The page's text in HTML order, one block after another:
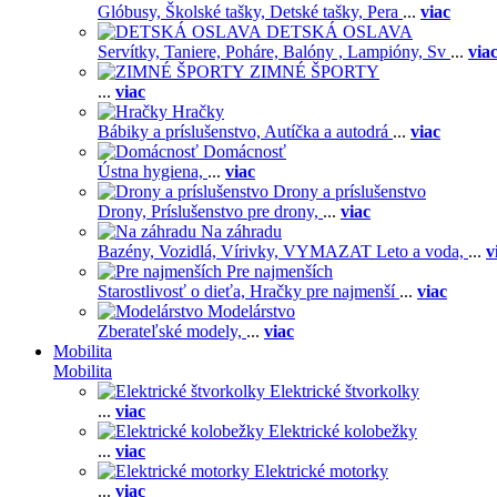
Glóbusy, Školské tašky, Detské tašky, Pera ... viac
DETSKÁ OSLAVA
Servítky, Taniere, Poháre, Balóny , Lampióny, Sv ... viac
ZIMNÉ ŠPORTY
... viac
Hračky
Bábiky a príslušenstvo, Autíčka a autodrá ... viac
Domácnosť
Ústna hygiena, ... viac
Drony a príslušenstvo
Drony, Príslušenstvo pre drony, ... viac
Na záhradu
Bazény, Vozidlá, Vírivky, VYMAZAT Leto a voda, ...
Pre najmenších
Starostlivosť o dieťa, Hračky pre najmenší ... viac
Modelárstvo
Zberateľské modely, ... viac
Mobilita
Mobilita
Elektrické štvorkolky
... viac
Elektrické kolobežky
... viac
Elektrické motorky
... viac